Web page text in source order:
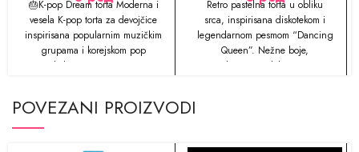
🎂K-pop Dream torta Moderna i
vesela K-pop torta za devojčice
inspirisana popularnim muzičkim
grupama i korejskom pop
kulturom savršen je
Retro pastelna torta u obliku
srca, inspirisana diskotekom i
legendarnom pesmom “Dancing
Queen”. Nežne boje,
jednostavna dekoracija i
POVEZANI PROIZVODI